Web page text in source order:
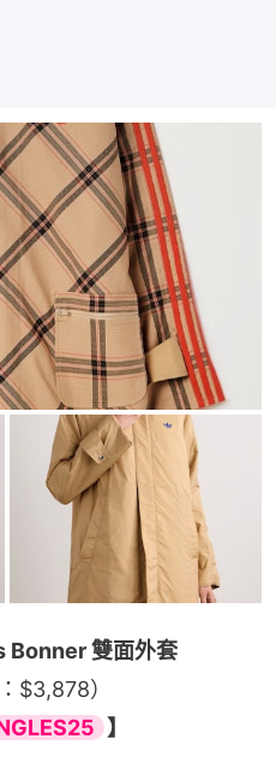
雙面外套
$3,878）
】